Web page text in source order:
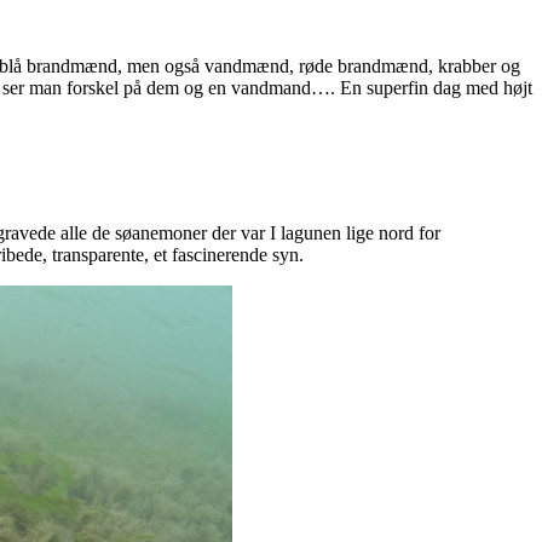
brandmænd, men også vandmænd, røde brandmænd, krabber og
man forskel på dem og en vandmand…. En superfin dag med højt
alle de søanemoner der var I lagunen lige nord for
transparente, et fascinerende syn.